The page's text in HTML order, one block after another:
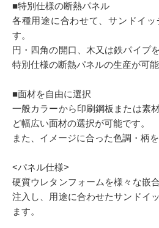
■特別仕様の断熱パネル
各種用途に合わせて、サンドイ
す。
円・四角の開口、木又は鉄パイプ
特別仕様の断熱パネルの生産が可能
■面材を自由に選択
一般カラーから印刷鋼板または素
ど幅広い面材の選択が可能です。
また、イメージに合った色調・柄
<パネル仕様>
硬質ウレタンフォームを様々な嵌
注入し、用途に合わせたサンドイ
ます。